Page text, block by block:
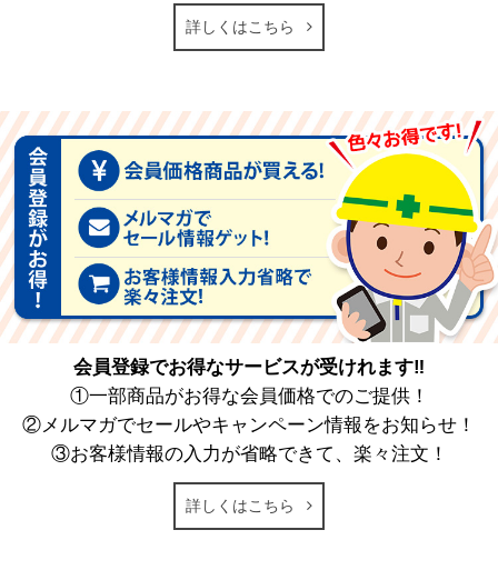
詳しくはこちら
会員登録でお得なサービスが受けれます‼
①一部商品がお得な会員価格でのご提供！
②メルマガでセールやキャンペーン情報をお知らせ！
③お客様情報の入力が省略できて、楽々注文！
詳しくはこちら